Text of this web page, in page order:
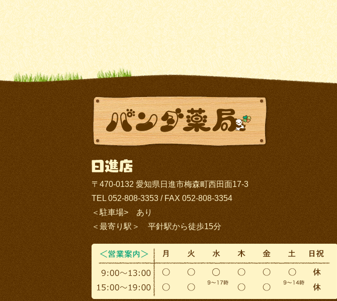
〒470-0132 愛知県日進市梅森町西田面17-3
TEL 052-808-3353 / FAX 052-808-3354
＜駐車場> あり
＜最寄り駅＞ 平針駅から徒歩15分